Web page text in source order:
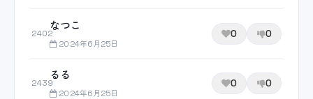
2402
なつこ
2024年6月25日
0 0
2439
るる
2024年6月25日
0 0